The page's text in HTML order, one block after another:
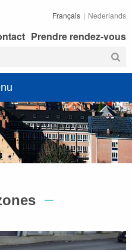
Français Nederlands
Prendre rendez-vous